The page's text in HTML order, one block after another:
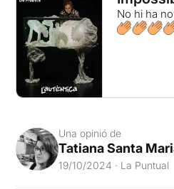
No hi ha
Una opinió de
Tatiana Santa
19/10/2024 · La Puntual